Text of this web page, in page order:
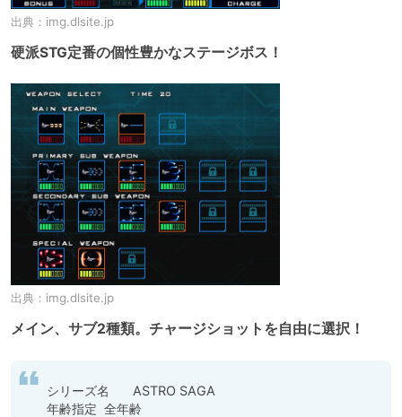
出典： img.dlsite.jp
硬派STG定番の個性豊かなステージボス！
出典： img.dlsite.jp
メイン、サブ2種類。チャージショットを自由に選択！
シリーズ名	ASTRO SAGA
年齢指定	全年齢